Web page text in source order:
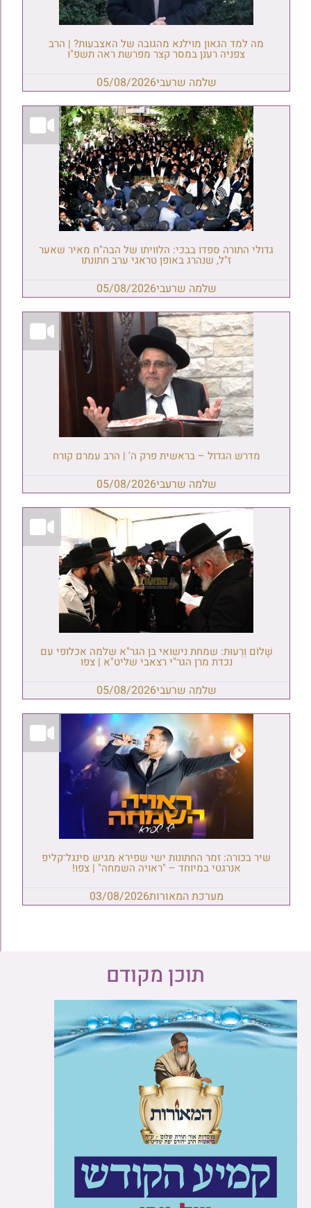
מה למד הגאון מוילנא מהגובה של האצבעות? | הרב
צפניה רענן במסר קצר מפרשת ראה תשפ"ו
שלמה שרעבי05/08/2026
גדולי התורה ספדו בבכי: הלוויתו של הבה"ח מאיר שאער
ז"ל, שנהרג באופן טראגי ערב חתונתו
שלמה שרעבי05/08/2026
מדרש הגדול – בראשית פרק ה' | הרב עמרם קורח
שלמה שרעבי05/08/2026
שָׁלוֹם וְרֵעוּת: שמחת נישואי בן הגר"א שלמה אכלופי עם
נכדת מרן הגר"י רצאבי שליט"א | צפו
שלמה שרעבי05/08/2026
שיר בכורה: זמר החתונות ישי שפירא מגיש סינגל־קליפ
אנרגטי במיוחד – "ראויה השמחה" | צפו!
מערכת המאורות03/08/2026
תוכן מקודם